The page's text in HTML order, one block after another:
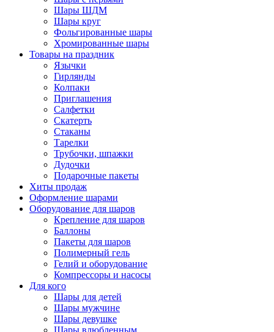
Шары ШДМ
Шары круг
Фольгированные шары
Хромированные шары
Товары на праздник
Язычки
Гирлянды
Колпаки
Приглашения
Салфетки
Скатерть
Стаканы
Тарелки
Трубочки, шпажки
Дудочки
Подарочные пакеты
Хиты продаж
Оформление шарами
Оборудование для шаров
Крепление для шаров
Баллоны
Пакеты для шаров
Полимерный гель
Гелий и оборудование
Компрессоры и насосы
Для кого
Шары для детей
Шары мужчине
Шары девушке
Шары влюбленным